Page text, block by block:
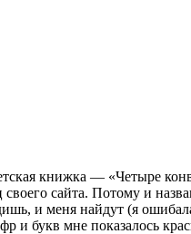
книжка — «Четыре
сайта. Потому и
и меня найдут (я
и букв мне показалось